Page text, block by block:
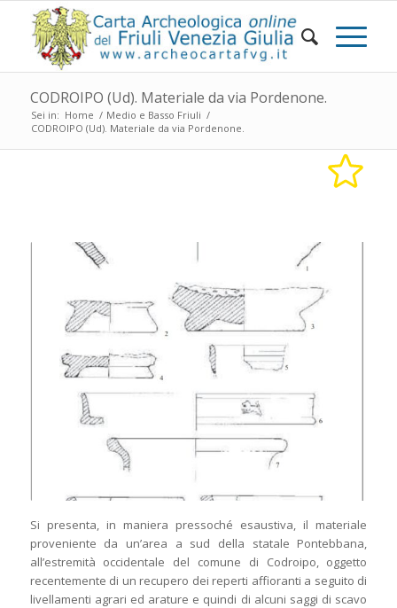
CODROIPO (Ud). Materiale da via Pordenone.
Sei in: Home / Medio e Basso Friuli /
CODROIPO (Ud). Materiale da via Pordenone.
Si presenta, in maniera pressoché esaustiva, il materiale
proveniente da un’area a sud della statale Pontebbana,
all’estremità occidentale del comune di Codroipo, oggetto
recentemente di un recupero dei reperti affioranti a seguito di
livellamenti agrari ed arature e quindi di alcuni saggi di scavo